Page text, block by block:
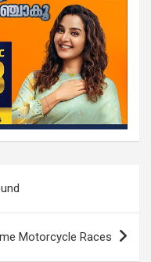
Motorcycle Races